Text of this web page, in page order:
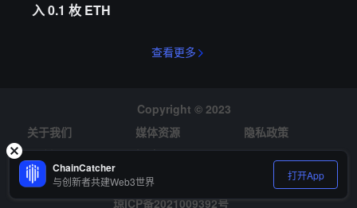
入 0.1 枚 ETH
查看更多
Copyright © 2023
关于我们
媒体资源
隐私政策
风险提示
招聘
琼ICP备2021009392号
ChainCatcher
与创新者共建Web3世界 打开App